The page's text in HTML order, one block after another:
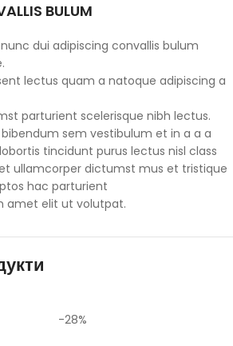
BULUM
dui adipiscing convallis bulum
lectus quam a natoque adipiscing a
parturient scelerisque nibh lectus.
sem vestibulum et in a a a
tincidunt purus lectus nisl class
ullamcorper dictumst mus et tristique
hac parturient
amet elit ut volutpat.
-28%